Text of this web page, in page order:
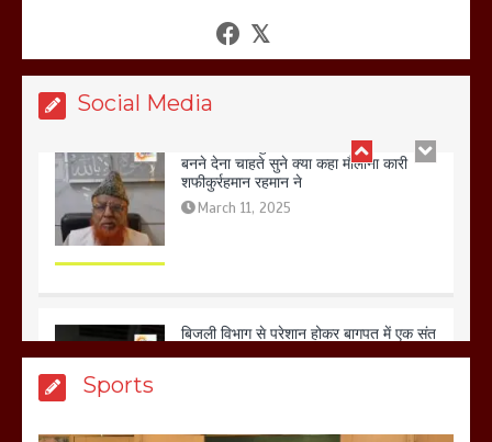
Social Media
शफीकुर्रहमान रहमान ने
बिजली विभाग से परेशान होकर बागपत में एक संत
ने सरकार को दी आमरण अनशन की चेतावनी
Sports